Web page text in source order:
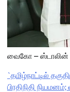
வைகோ – ஸ்டாலின்
`தமிழ்நாட்டில்
பிரதிநிதி